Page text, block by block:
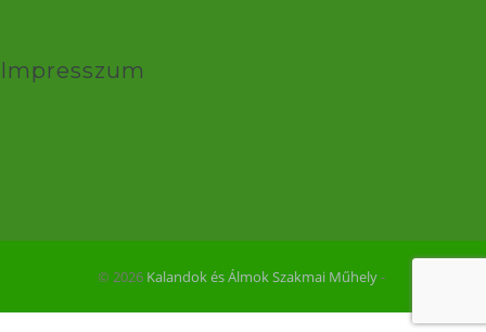
Impresszum
© 2026 Kalandok és Álmok Szakmai Műhely‐